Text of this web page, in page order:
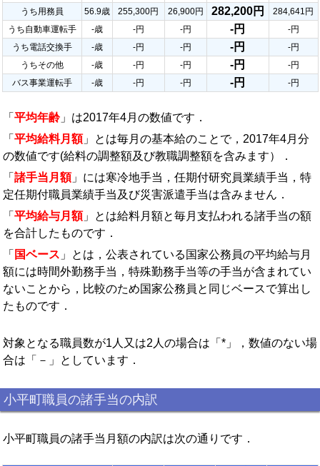
うち用務員
56.9歳 255,300円 26,900円 282,200円
284,641円
うち自動車運転手
-歳 -円 -円 -円
-円
うち電話交換手
-歳 -円 -円 -円
-円
うちその他
-歳 -円 -円 -円
-円
バス事業運転手
-歳 -円 -円 -円 -円
「 平均年齢 」は2017年4月の数値です．
「 平均給料月額」とは毎月の基本給のことで，2017年4月分
の数値です(給料の調整額及び教職調整額を含みます）．
「 諸手当月額」には寒冷地手当，任期付研究員業績手当，特
定任期付職員業績手当及び災害派遣手当は含みません．
「 平均給与月額」とは給料月額と毎月支払われる諸手当の額
を合計したものです．
「 国ベース 」とは，公表されている国家公務員の平均給与月
額には時間外勤務手当，特殊勤務手当等の手当が含まれてい
ないことから，比較のため国家公務員と同じベースで算出し
たものです．
対象となる職員数が1人又は2人の場合は「*」，数値のない場
合は「－」としています．
小平町職員の諸手当の内訳
小平町職員の諸手当月額の内訳は次の通りです．